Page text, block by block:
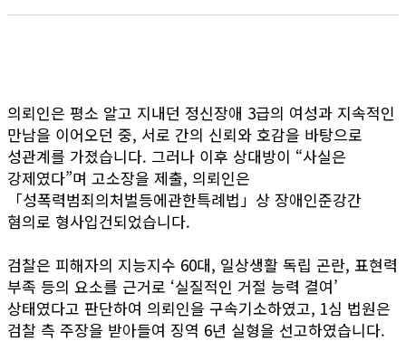
의뢰인은 평소 알고 지내던 정신장애 3급의 여성과 지속적인
만남을 이어오던 중, 서로 간의 신뢰와 호감을 바탕으로
성관계를 가졌습니다. 그러나 이후 상대방이 “사실은
강제였다”며 고소장을 제출, 의뢰인은
「성폭력범죄의처벌등에관한특례법」상 장애인준강간
혐의로 형사입건되었습니다.
검찰은 피해자의 지능지수 60대, 일상생활 독립 곤란, 표현력
부족 등의 요소를 근거로 ‘실질적인 거절 능력 결여’
상태였다고 판단하여 의뢰인을 구속기소하였고, 1심 법원은
검찰 측 주장을 받아들여 징역 6년 실형을 선고하였습니다.